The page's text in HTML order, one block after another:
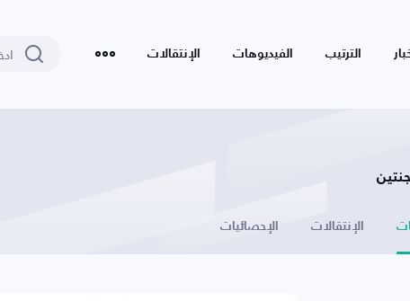
الترتيب الفيديوهات الإنتقالات
الإنتقالات الإحصائيات